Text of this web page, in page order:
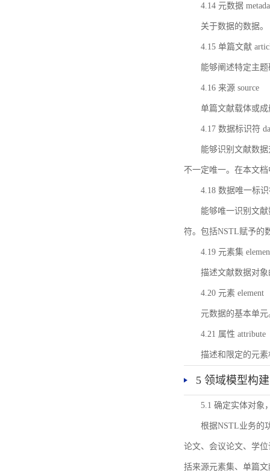
4.14 元数据
关于数据的数据。
4.15 单篇文献
能够阐述特定主
4.16 来源 source
单篇文献载体或
4.17 数据标识符
能够识别文献数
不一定唯一。在本文
4.18 数据唯一标
能够唯一识别文
符。包括NSTL赋予的
4.19 元素集
描述文献数据对
4.20 元素 element
元数据的基本单元
4.21 属性 attribute
描述和限定的元
5 领域模型构建
5.1 确定实体对象
根据NSTL业务的
论文、会议论文、学
括来源元素集、单篇